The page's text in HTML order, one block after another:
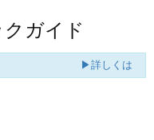
ガイド
▶詳しくは